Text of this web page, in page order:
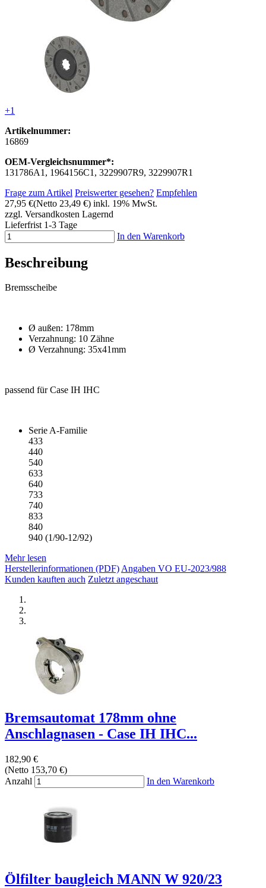
+1
Artikelnummer:
16869
OEM-Vergleichsnummer*:
131786A1, 1964156C1, 3229907R9, 3229907R1
Frage zum Artikel Preiswerter gesehen? Empfehlen
27,95 €(Netto 23,49 €) inkl. 19% MwSt.
zzgl. Versandkosten Lagernd
Lieferfrist 1-3 Tage
In den Warenkorb
Beschreibung
Bremsscheibe
Ø außen: 178mm
Verzahnung: 10 Zähne
Ø Verzahnung: 35x41mm
passend für Case IH IHC
Serie A-Familie
433
440
540
633
640
733
740
833
840
940 (1/90-12/92)
Mehr lesen
Herstellerinformationen (PDF)Angaben VO EU-2023/988
Kunden kauften auch Zuletzt angeschaut
Bremsautomat 178mm ohne
Anschlagnasen - Case IH IHC...
182,90 €
(Netto 153,70 €)
Anzahl
In den Warenkorb
Ölfilter baugleich MANN W 920/23